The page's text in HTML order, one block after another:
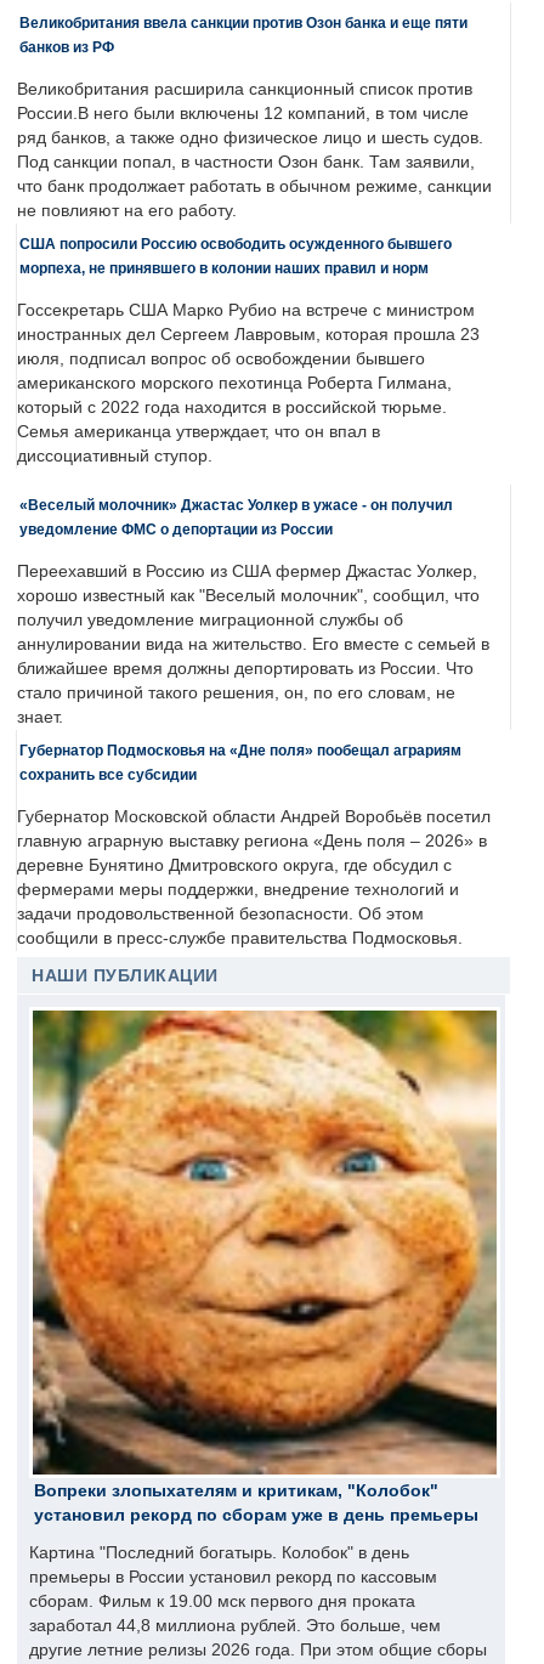
Великобритания ввела санкции против Озон банка и еще пяти
банков из РФ
Великобритания расширила санкционный список против
России.В него были включены 12 компаний, в том числе
ряд банков, а также одно физическое лицо и шесть судов.
Под санкции попал, в частности Озон банк. Там заявили,
что банк продолжает работать в обычном режиме, санкции
не повлияют на его работу.
США попросили Россию освободить осужденного бывшего
морпеха, не принявшего в колонии наших правил и норм
Госсекретарь США Марко Рубио на встрече с министром
иностранных дел Сергеем Лавровым, которая прошла 23
июля, подписал вопрос об освобождении бывшего
американского морского пехотинца Роберта Гилмана,
который с 2022 года находится в российской тюрьме.
Семья американца утверждает, что он впал в
диссоциативный ступор.
«Веселый молочник» Джастас Уолкер в ужасе - он получил
уведомление ФМС о депортации из России
Переехавший в Россию из США фермер Джастас Уолкер,
хорошо известный как "Веселый молочник", сообщил, что
получил уведомление миграционной службы об
аннулировании вида на жительство. Его вместе с семьей в
ближайшее время должны депортировать из России. Что
стало причиной такого решения, он, по его словам, не
знает.
Губернатор Подмосковья на «Дне поля» пообещал аграриям
сохранить все субсидии
Губернатор Московской области Андрей Воробьёв посетил
главную аграрную выставку региона «День поля – 2026» в
деревне Бунятино Дмитровского округа, где обсудил с
фермерами меры поддержки, внедрение технологий и
задачи продовольственной безопасности. Об этом
сообщили в пресс-службе правительства Подмосковья.
НАШИ ПУБЛИКАЦИИ
Вопреки злопыхателям и критикам, "Колобок"
установил рекорд по сборам уже в день премьеры
Картина "Последний богатырь. Колобок" в день
премьеры в России установил рекорд по кассовым
сборам. Фильм к 19.00 мск первого дня проката
заработал 44,8 миллиона рублей. Это больше, чем
другие летние релизы 2026 года. При этом общие сборы